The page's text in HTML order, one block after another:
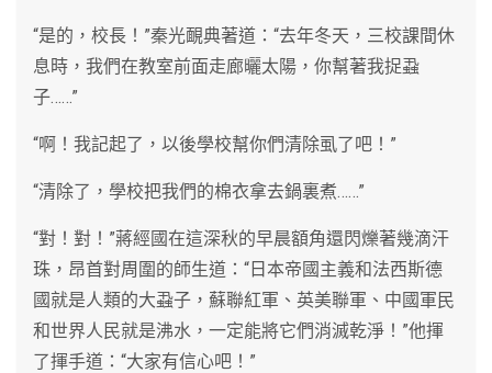
“是的，校長！”秦光靦典著道：“去年冬天，三校課間休
息時，我們在教室前面走廊曬太陽，你幫著我捉蝨
子……”
“啊！我記起了，以後學校幫你們清除虱了吧！”
“清除了，學校把我們的棉衣拿去鍋裏煮……”
“對！對！”蔣經國在這深秋的早晨額角還閃爍著幾滴汗
珠，昂首對周圍的師生道：“日本帝國主義和法西斯德
國就是人類的大蝨子，蘇聯紅軍、英美聯軍、中國軍民
和世界人民就是沸水，一定能將它們消滅乾淨！”他揮
了揮手道：“大家有信心吧！”